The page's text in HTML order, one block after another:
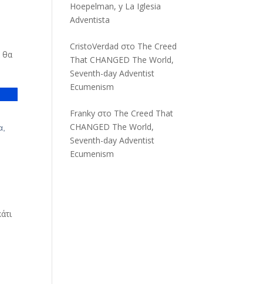
θα
Hoepelman, y La Iglesia
Adventista
CristoVerdad στο The Creed
That CHANGED The World,
Seventh-day Adventist
Ecumenism
Franky στο The Creed That
CHANGED The World,
Seventh-day Adventist
Ecumenism